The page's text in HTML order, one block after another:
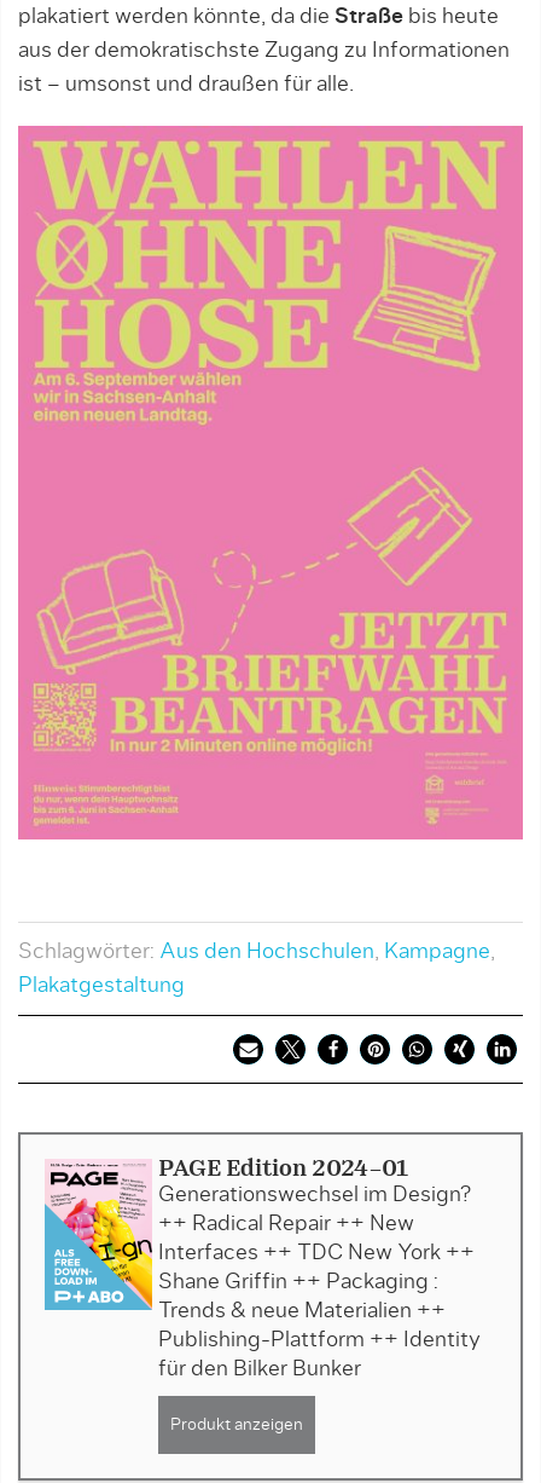
plakatiert werden könnte, da die Straße bis heute
aus der demokratischste Zugang zu Informationen
ist – umsonst und draußen für alle.
Schlagwörter: Aus den Hochschulen, Kampagne,
Plakatgestaltung
PAGE Edition 2024-01
Generationswechsel im Design?
++ Radical Repair ++ New
Interfaces ++ TDC New York ++
Shane Griffin ++ Packaging :
Trends & neue Materialien ++
Publishing-Plattform ++ Identity
für den Bilker Bunker
Produkt anzeigen